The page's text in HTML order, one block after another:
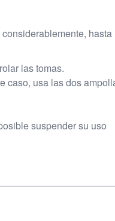
hasta
las tomas.
caso, usa las dos
suspender su uso